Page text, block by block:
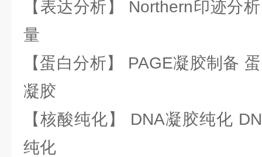
【表达分析】 Northern印迹分
量
【蛋白分析】 PAGE凝胶制备
凝胶
【核酸纯化】 DNA凝胶纯化
纯化